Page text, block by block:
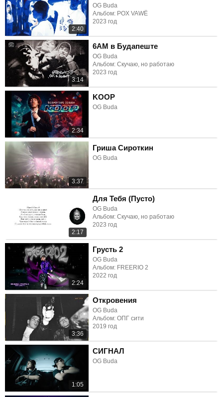
2:40
OG Buda
Альбом: POX VAWË
2023 год
3:14
6AM в Будапеште
OG Buda
Альбом: Скучаю, но работаю
2023 год
2:34
KOOP
OG Buda
3:37
Гриша Сироткин
OG Buda
2:17
Для Тебя (Пусто)
OG Buda
Альбом: Скучаю, но работаю
2023 год
2:24
Грусть 2
OG Buda
Альбом: FREERIO 2
2022 год
3:36
Откровения
OG Buda
Альбом: ОПГ сити
2019 год
1:05
СИГНАЛ
OG Buda